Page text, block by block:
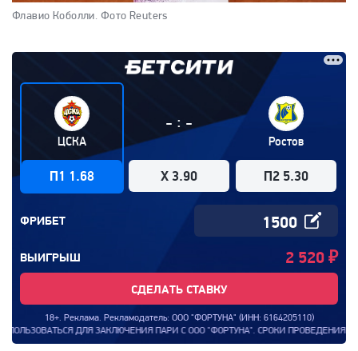
Флавио Коболли. Фото Reuters
ЦСКА
П1 1.68
- : -
X 3.90
Ростов
П2 5.30
ФРИБЕТ
ВЫИГРЫШ 2 520 ₽
СДЕЛАТЬ СТАВКУ
18+. Реклама. Рекламодатель: ООО "ФОРТУНА" (ИНН: 6164205110)
ДЛЯ ЗАКЛЮЧЕНИЯ ПАРИ С ООО "ФОРТУНА". СРОКИ ПРОВЕДЕНИЯ АКЦИИ: